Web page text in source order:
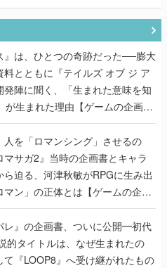
』は、ひとつの奇跡だった──膨大
料とともに『テイルズ オブ ジ ア
発陣に聞く、「生まれた意味を知
が生まれた理由【ゲームの企画
人を「ロマンシング」させるの
マサガ2』当時の企画書とキャラ
ら迫る、河津秋敏がRPGに生み出
マン」の正体とは【ゲームの企画
レ』の企画書、ついに公開━初代
的タイトルは、なぜ生まれたの
て『LOOP8』へ受け継がれたもの